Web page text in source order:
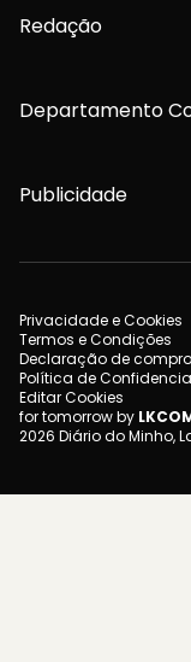
Redação
Departamento
Publicidade
Privacidade e Cookies
Termos e Condições
Declaração de
Política de
Editar Cookies
for tomorrow by
2026 Diário do Minho,